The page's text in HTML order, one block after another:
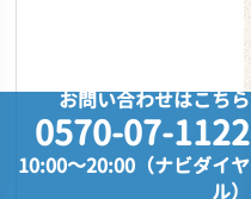
お問い合わせはこちら
0570-07-1122
10:00～20:00（ナビダイヤ
ル）